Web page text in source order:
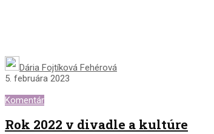
Dária Fojtíková Fehérová
5. februára 2023
Komentár
Rok 2022 v divadle a kultúre